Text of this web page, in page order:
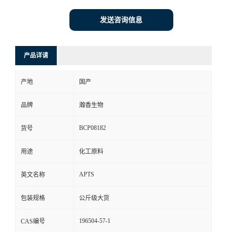
发送咨询信息
产品详请
产地 国产
品牌 瀚香生物
货号 BCP08182
用途 化工原料
英文名称 APTS
包装规格 公斤级大货
CAS编号 196504-57-1